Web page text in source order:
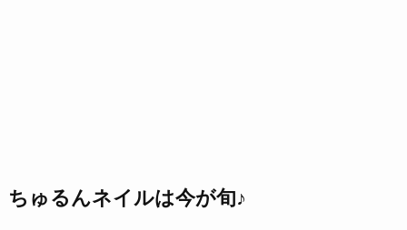
ちゅるんネイルは今が旬♪